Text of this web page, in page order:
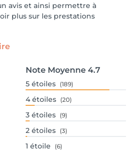
avis et ainsi permettre à
plus sur les prestations
Note Moyenne 4.7
5 étoiles (189)
4 étoiles (20)
3 étoiles (9)
2 étoiles (3)
1 étoile (6)